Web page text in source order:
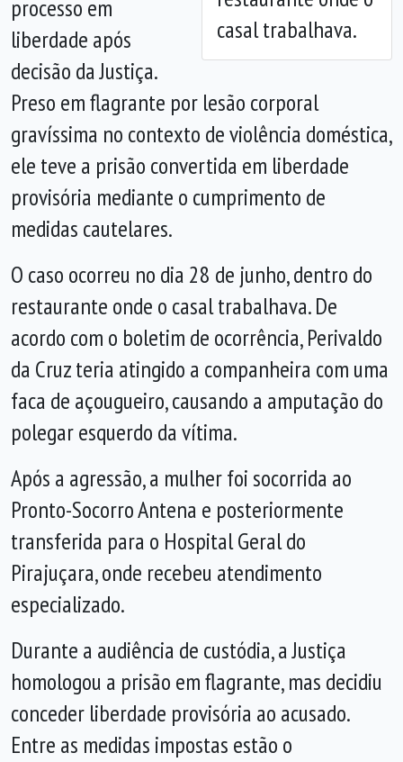
casal trabalhava.
processo em
liberdade após
decisão da Justiça.
Preso em flagrante por lesão corporal
gravíssima no contexto de violência doméstica,
ele teve a prisão convertida em liberdade
provisória mediante o cumprimento de
medidas cautelares.
O caso ocorreu no dia 28 de junho, dentro do
restaurante onde o casal trabalhava. De
acordo com o boletim de ocorrência, Perivaldo
da Cruz teria atingido a companheira com uma
faca de açougueiro, causando a amputação do
polegar esquerdo da vítima.
Após a agressão, a mulher foi socorrida ao
Pronto-Socorro Antena e posteriormente
transferida para o Hospital Geral do
Pirajuçara, onde recebeu atendimento
especializado.
Durante a audiência de custódia, a Justiça
homologou a prisão em flagrante, mas decidiu
conceder liberdade provisória ao acusado.
Entre as medidas impostas estão o